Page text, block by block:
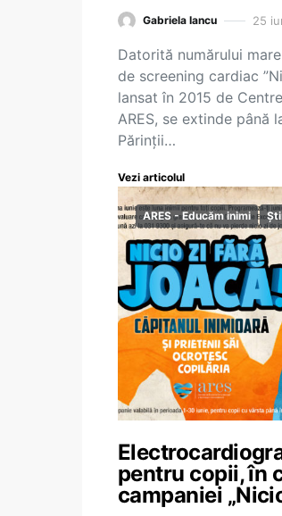
Gabriela Iancu 25
Datorită numărului
de screening cardiac
lansat în 2015 de
ARES, se extinde până
Părinții…
Vezi articolul
ARES - Educăm inimi
pentru copii, în
campaniei